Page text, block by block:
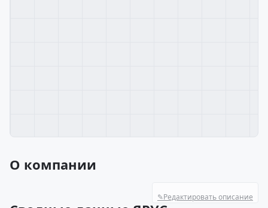
О компании
✎Редактировать описание